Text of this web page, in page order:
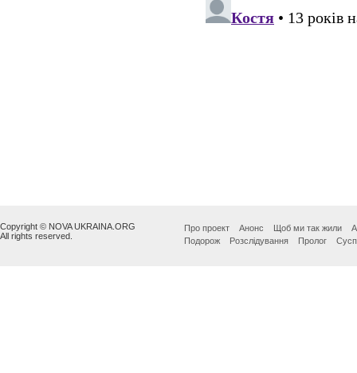
Copyright © NOVA UKRAINA.ORG
All rights reserved.
Про проект Анонс Щоб ми так жили
Подорож
Розслідування Пролог